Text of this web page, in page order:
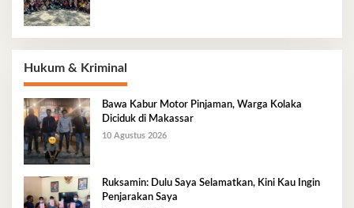
Hukum & Kriminal
Bawa Kabur Motor Pinjaman, Warga Kolaka
Diciduk di Makassar
10 Agustus 2026
Ruksamin: Dulu Saya Selamatkan, Kini Kau Ingin
Penjarakan Saya